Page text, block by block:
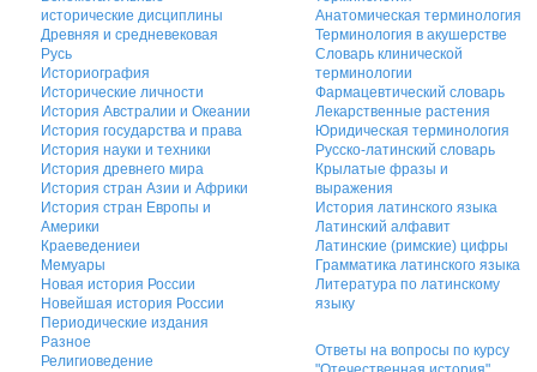
исторические дисциплины
Древняя и средневековая
Русь
Историография
Исторические личности
История Австралии и Океании
История государства и права
История науки и техники
История древнего мира
История стран Азии и Африки
История стран Европы и
Америки
Краеведениеи
Мемуары
Новая история России
Новейшая история России
Периодические издания
Разное
Религиоведение
Анатомическая терминология
Терминология в акушерстве
Словарь клинической
терминологии
Фармацевтический словарь
Лекарственные растения
Юридическая терминология
Русско-латинский словарь
Крылатые фразы и
выражения
История латинского языка
Латинский алфавит
Латинские (римские) цифры
Грамматика латинского языка
Литература по латинскому
языку
Ответы на вопросы по курсу